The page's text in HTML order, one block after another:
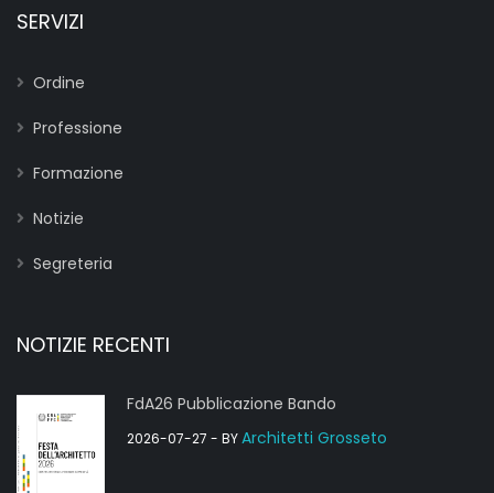
SERVIZI
Ordine
Professione
Formazione
Notizie
Segreteria
NOTIZIE RECENTI
FdA26 Pubblicazione Bando
2026-07-27 - BYArchitetti Grosseto